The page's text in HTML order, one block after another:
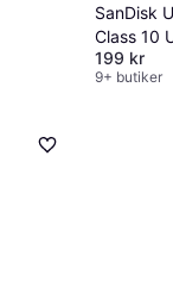
SanDisk
Class 10
140MB/s
199 kr
9+ butiker